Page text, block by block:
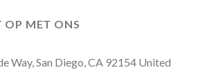
OP MET ONS
Way, San Diego, CA 92154 United